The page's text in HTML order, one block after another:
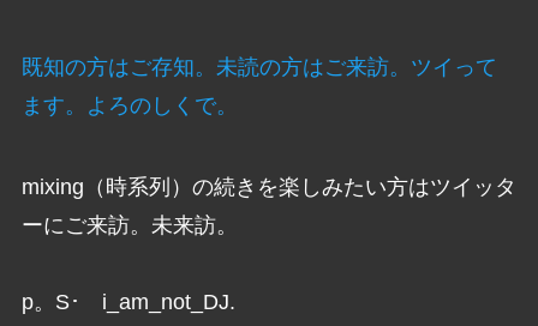
既知の方はご存知。未読の方はご来訪。ツイって
ます。よろのしくで。
mixing（時系列）の続きを楽しみたい方はツイッタ
ーにご来訪。未来訪。
p。S･ i_am_not_DJ.